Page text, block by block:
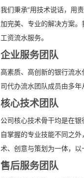
我们秉承“用技术说话，用
加完美、专业的解决方案
工资流水服务。
企业服务团队
高素质、高创新的银行流
司代办流水团队成员由多
核心技术团队
公司核心技术骨干均是在
自掌握的专业技能不同之
术、创意与策划为一体，
售后服务团队